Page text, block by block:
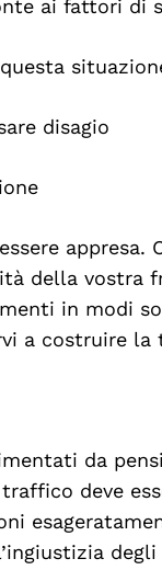
ai fattori di
disagio
appresa.
della vostra
in modi
a costruire
da
deve